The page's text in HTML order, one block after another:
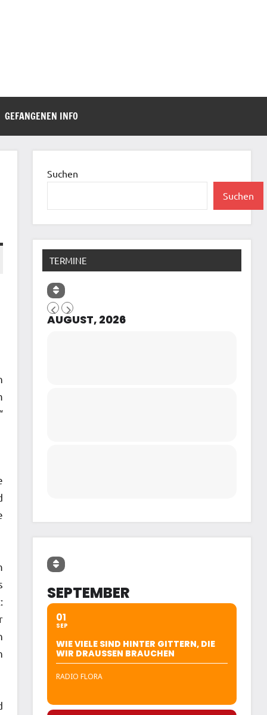
GEFANGENEN INFO
Suchen
Suchen
TERMINE
AUGUST, 2026
SEPTEMBER
01
SEP
WIE VIELE SIND HINTER GITTERN, DIE
WIR DRAUSSEN BRAUCHEN
RADIO FLORA